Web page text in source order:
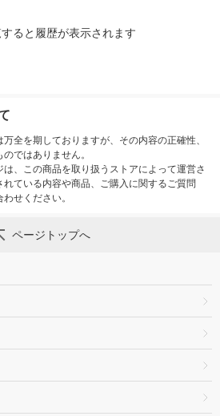
ると履歴が表示されます
全を期しておりますが、その内容の正確性、
ではありません。
、この商品を取り扱うストアによって運営さ
ている内容や商品、ご購入に関するご質問
せください。
ページトップへ